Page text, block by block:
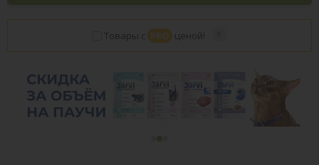
Товары с PRO ценой!